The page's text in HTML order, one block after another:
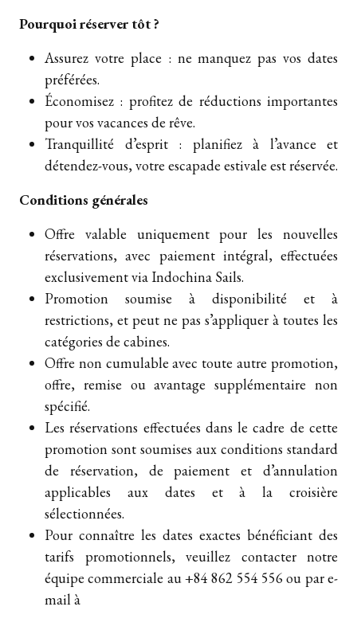
Pourquoi réserver tôt ?
Assurez votre place : ne manquez pas vos dates
préférées.
Économisez : profitez de réductions importantes
pour vos vacances de rêve.
Tranquillité d’esprit : planifiez à l’avance et
détendez-vous, votre escapade estivale est réservée.
Conditions générales
Offre valable uniquement pour les nouvelles
réservations, avec paiement intégral, effectuées
exclusivement via Indochina Sails.
Promotion soumise à disponibilité et à
restrictions, et peut ne pas s’appliquer à toutes les
catégories de cabines.
Offre non cumulable avec toute autre promotion,
offre, remise ou avantage supplémentaire non
spécifié.
Les réservations effectuées dans le cadre de cette
promotion sont soumises aux conditions standard
de réservation, de paiement et d’annulation
applicables aux dates et à la croisière
sélectionnées.
Pour connaître les dates exactes bénéficiant des
tarifs promotionnels, veuillez contacter notre
équipe commerciale au +84 862 554 556 ou par e-
mail à